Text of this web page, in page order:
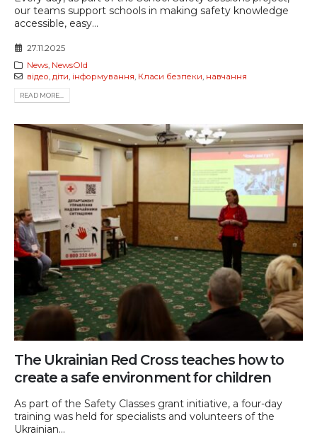
our teams support schools in making safety knowledge
accessible, easy...
27.11.2025
News, NewsOld
відео, діти, інформування, Класи безпеки, навчання
READ MORE...
The Ukrainian Red Cross teaches how to
create a safe environment for children
As part of the Safety Classes grant initiative, a four-day
training was held for specialists and volunteers of the
Ukrainian...